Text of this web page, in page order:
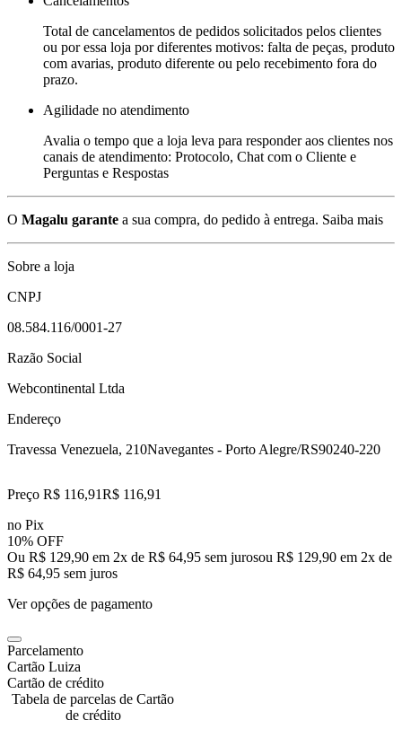
Total de cancelamentos de pedidos solicitados pelos clientes
ou por essa loja por diferentes motivos: falta de peças, produto
com avarias, produto diferente ou pelo recebimento fora do
prazo.
Agilidade no atendimento
Avalia o tempo que a loja leva para responder aos clientes nos
canais de atendimento: Protocolo, Chat com o Cliente e
Perguntas e Respostas
O Magalu garante a sua compra, do pedido à entrega. Saiba mais
Sobre a loja
CNPJ
08.584.116/0001-27
Razão Social
Webcontinental Ltda
Endereço
Travessa Venezuela, 210Navegantes - Porto Alegre/RS90240-220
Preço R$ 116,91R$ 116,91
no Pix
10% OFF
Ou R$ 129,90 em 2x de R$ 64,95 sem jurosou R$ 129,90 em 2x de
R$ 64,95 sem juros
Ver opções de pagamento
Parcelamento
Cartão Luiza
Cartão de crédito
Tabela de parcelas de Cartão
de crédito